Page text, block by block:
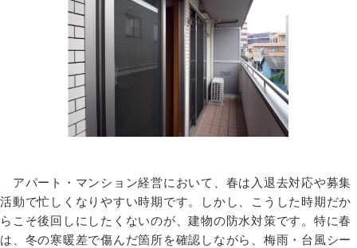
アパート・マンション経営において、春は入退去対応や募集
活動で忙しくなりやすい時期です。しかし、こうした時期だか
らこそ後回しにしたくないのが、建物の防水対策です。特に春
は、冬の寒暖差で傷んだ箇所を確認しながら、梅雨・台風シー